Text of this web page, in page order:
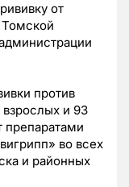
от
Томской
против
взрослых и 93
препаратами
во всех
и районных